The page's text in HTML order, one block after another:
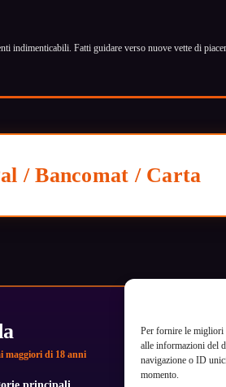
Per fornire le migliori
alle informazioni del
navigazione o ID
momento.
indimenticabili. Fatti guidare verso nuove vette di
/ Bancomat / Carta
maggiori di 18 anni